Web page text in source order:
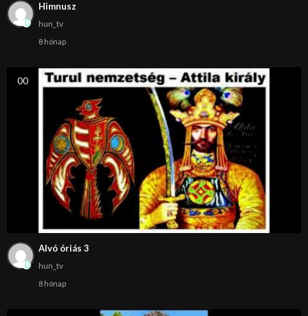
Himnusz
hun_tv
8 hónap
00
Alvó óriás 3
hun_tv
8 hónap